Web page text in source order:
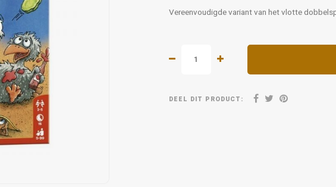
Vereenvoudigde variant van het vlotte
DEEL DIT PRODUCT: